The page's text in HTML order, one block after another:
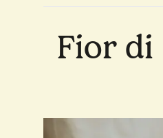
Fior di